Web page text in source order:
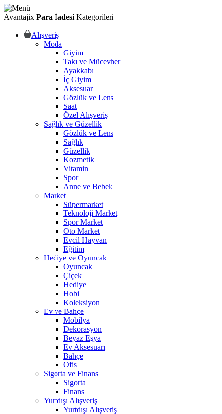
Avantajix Para İadesi Kategorileri
Alışveriş
Moda
Giyim
Takı ve Mücevher
Ayakkabı
İç Giyim
Aksesuar
Gözlük ve Lens
Saat
Özel Alışveriş
Sağlık ve Güzellik
Gözlük ve Lens
Sağlık
Güzellik
Kozmetik
Vitamin
Spor
Anne ve Bebek
Market
Süpermarket
Teknoloji Market
Spor Market
Oto Market
Evcil Hayvan
Eğitim
Hediye ve Oyuncak
Oyuncak
Çiçek
Hediye
Hobi
Koleksiyon
Ev ve Bahçe
Mobilya
Dekorasyon
Beyaz Eşya
Ev Aksesuarı
Bahçe
Ofis
Sigorta ve Finans
Sigorta
Finans
Yurtdışı Alışveriş
Yurtdışı Alışveriş